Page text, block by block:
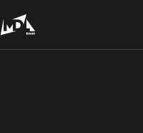
the
content